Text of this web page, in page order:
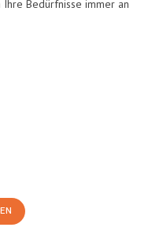
Ihre Bedürfnisse immer an